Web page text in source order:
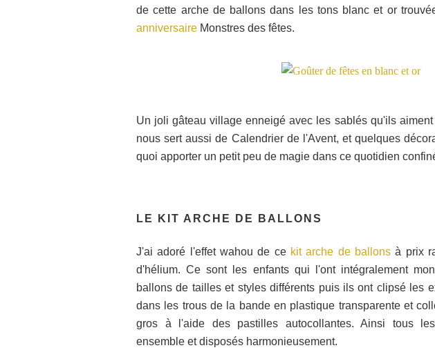
de cette arche de ballons dans les tons blanc et or
anniversaire Monstres des fêtes.
Un joli gâteau village enneigé avec les sablés qu'ils
nous sert aussi de Calendrier de l'Avent, et quelques
quoi apporter un petit peu de magie dans ce quotidien
LE KIT ARCHE DE BALLONS
J'ai adoré l'effet wahou de ce kit arche de ballons à prix
d'hélium. Ce sont les enfants qui l'ont intégralement
ballons de tailles et styles différents puis ils ont clipsé les
dans les trous de la bande en plastique transparente et
gros à l'aide des pastilles autocollantes. Ainsi tous
ensemble et disposés harmonieusement.